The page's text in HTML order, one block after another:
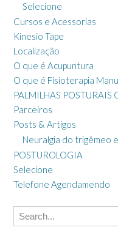
Selecione
Cursos e Acessorias
Kinesio Tape
Localização
O que é Acupuntura
O que é Fisioterapia
PALMILHAS POSTURAIS
Parceiros
Posts & Artigos
Neuralgia do trigêmeo
POSTUROLOGIA
Selecione
Telefone Agendamendo